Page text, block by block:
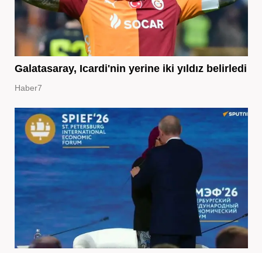
Galatasaray, Icardi'nin yerine iki yıldız belirledi
Haber7